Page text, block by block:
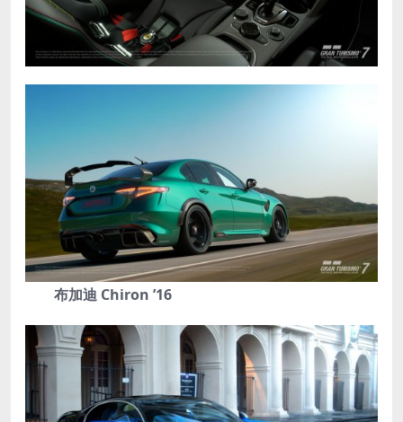
布加迪 Chiron ’16